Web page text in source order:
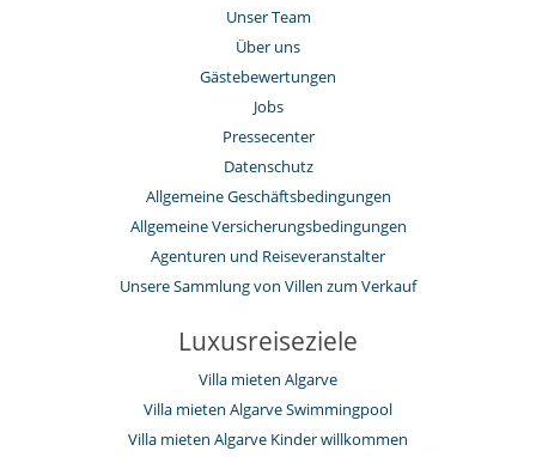
Unser Team
Über uns
Gästebewertungen
Jobs
Pressecenter
Datenschutz
Allgemeine Geschäftsbedingungen
Allgemeine Versicherungsbedingungen
Agenturen und Reiseveranstalter
Unsere Sammlung von Villen zum Verkauf
Luxusreiseziele
Villa mieten Algarve
Villa mieten Algarve Swimmingpool
Villa mieten Algarve Kinder willkommen